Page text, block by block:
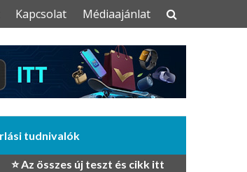
Kapcsolat Médiaajánlat
tudnivalók
⭐ Az összes új teszt és cikk itt